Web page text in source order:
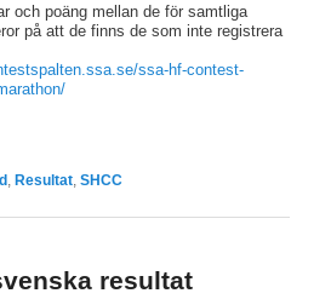
och poäng mellan de för samtliga
på att de finns de som inte registrera
ssa-hf-contest-
, Resultat,SHCC
resultat